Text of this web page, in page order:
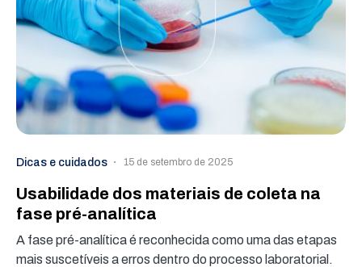
Dicas e cuidados 15 de setembro de 2025
Usabilidade dos materiais de coleta na
fase pré-analítica
A fase pré-analítica é reconhecida como uma das etapas
mais suscetíveis a erros dentro do processo laboratorial.